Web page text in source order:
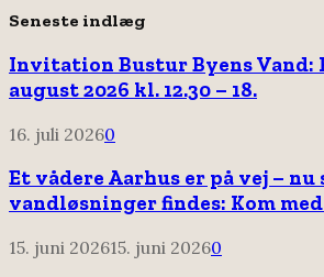
Seneste indlæg
Invitation Bustur Byens Vand:
august 2026 kl. 12.30 – 18.
16. juli 20260
Et vådere Aarhus er på vej – nu
vandløsninger findes: Kom
15. juni 202615. juni 20260